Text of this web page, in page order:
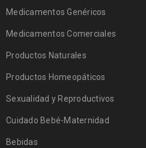
Medicamentos Genéricos
Medicamentos Comerciales
Productos Naturales
Productos Homeopáticos
Sexualidad y Reproductivos
Cuidado Bebé-Maternidad
Bebidas